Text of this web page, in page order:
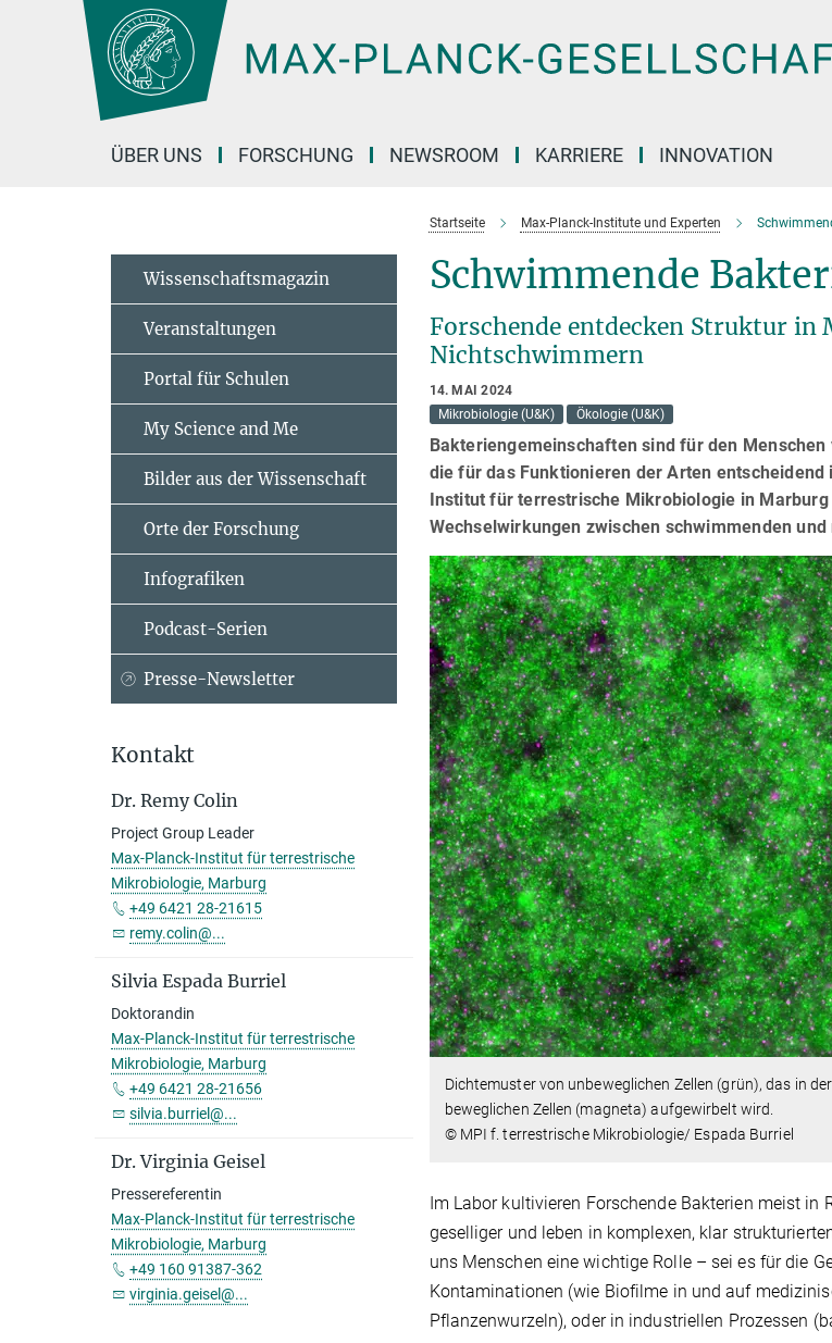
Hauptinhalt
ÜBER UNS FORSCHUNG NEWSROOM KARRIERE INNOVATION
Startseite Max-Planck-Institute und Experten
Schwimmende
Forschende entdecken Struktur in
Nichtschwimmern
14. MAI 2024
Mikrobiologie (U&K)
Ökologie (U&K)
Bakteriengemeinschaften sind für den
die für das Funktionieren der Arten
Institut für terrestrische Mikrobiologie in
Wechselwirkungen zwischen schwimmenden
Dichtemuster von unbeweglichen Zellen (grün), das in
beweglichen Zellen (magneta) aufgewirbelt wird.
© MPI f. terrestrische Mikrobiologie/ Espada Burriel
Im Labor kultivieren Forschende Bakterien meist
geselliger und leben in komplexen, klar
uns Menschen eine wichtige Rolle – sei es für die
Kontaminationen (wie Biofilme in und auf
Pflanzenwurzeln), oder in industriellen Prozessen
Wissenschaftsmagazin
Veranstaltungen
Portal für Schulen
My Science and Me
Bilder aus der Wissenschaft
Orte der Forschung
Infografiken
Podcast-Serien
Presse-Newsletter
Kontakt
Dr. Remy Colin
Project Group Leader
Max-Planck-Institut für terrestrische
Mikrobiologie, Marburg
+49 6421 28-21615
remy.colin@...
Silvia Espada Burriel
Doktorandin
Max-Planck-Institut für terrestrische
Mikrobiologie, Marburg
+49 6421 28-21656
silvia.burriel@...
Dr. Virginia Geisel
Pressereferentin
Max-Planck-Institut für terrestrische
Mikrobiologie, Marburg
+49 160 91387-362
virginia.geisel@...